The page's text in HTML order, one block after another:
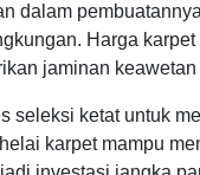
dalam
Harga
jaminan
ketat untuk
karpet mampu